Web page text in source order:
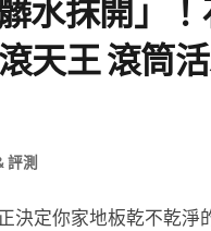
水抹開」
天王 滾筒
評測
決定你家地板乾不乾淨